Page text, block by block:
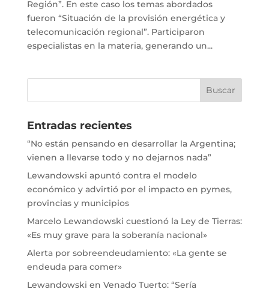
Región”. En este caso los temas abordados
fueron “Situación de la provisión energética y
telecomunicación regional”. Participaron
especialistas en la materia, generando un...
Entradas recientes
“No están pensando en desarrollar la Argentina;
vienen a llevarse todo y no dejarnos nada”
Lewandowski apuntó contra el modelo
económico y advirtió por el impacto en pymes,
provincias y municipios
Marcelo Lewandowski cuestionó la Ley de Tierras:
«Es muy grave para la soberanía nacional»
Alerta por sobreendeudamiento: «La gente se
endeuda para comer»
Lewandowski en Venado Tuerto: “Sería